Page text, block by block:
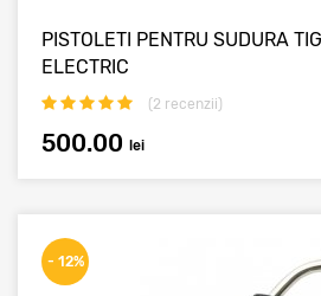
PISTOLETI PENTRU SUDURA
ELECTRIC
(2 recenzii)
500.00 lei
- 12%